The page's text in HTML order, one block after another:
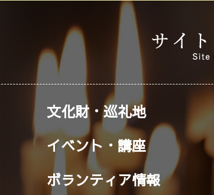
文化財・巡礼地
イベント・講座
ボランティア情報